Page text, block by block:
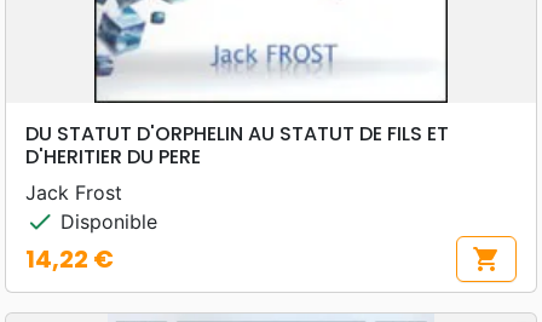
DU STATUT D'ORPHELIN AU STATUT DE FILS ET
D'HERITIER DU PERE
Jack Frost
check Disponible
Prix
14,22 € shopping_cart